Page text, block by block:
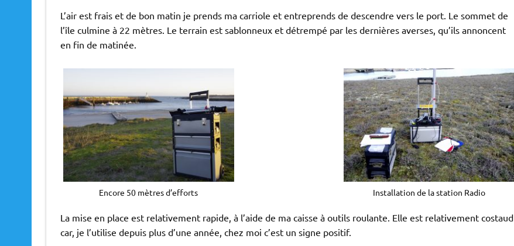
L’air est frais et de bon matin je prends ma carriole et entreprends de descendre vers le port. Le sommet de
l’île culmine à 22 mètres. Le terrain est sablonneux et détrempé par les dernières averses, qu’ils annoncent
en fin de matinée.
Encore 50 mètres d’efforts Installation de la station Radio
La mise en place est relativement rapide, à l’aide de ma caisse à outils roulante. Elle est relativement costaud
car, je l’utilise depuis plus d’une année, chez moi c’est un signe positif.